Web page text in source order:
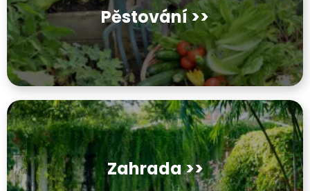
Pěstování >>
Zahrada >>